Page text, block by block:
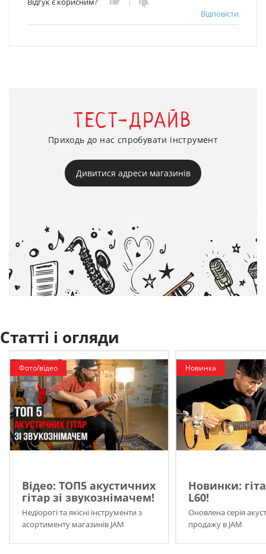
Відповісти
ТЕСТ-ДРАЙВ
Приходь до нас спробувати інструмент
Дивитися адреси магазинів
Статті і огляди
Фото/відео
Відео: ТОП5 акустичних
гітар зі звукознімачем!
Недіорогі та якісні інструменти з
асортименту магазинів JAM
Новинка
Новинки:
L60!
Оновлена серія
продажу в JAM